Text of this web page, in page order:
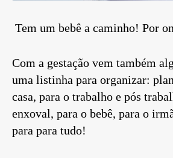
Tem um bebê a caminho! Por
Com a gestação vem também
uma listinha para organizar:
casa, para o trabalho e pós
enxoval, para o bebê, para o
para para tudo!